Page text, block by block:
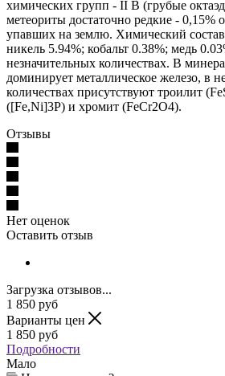
химических групп - II B (грубые
метеориты достаточно редкие - 0,15%
упавших на землю. Химический
никель 5.94%; кобальт 0.38%; медь
незначительных количествах. В
доминирует металлическое железо, в
количествах присутствуют троилит
([Fе,Ni]3Р) и хромит (FеCr2O4).
Отзывы
Нет оценок
Оставить отзыв
Загрузка отзывов...
1 850 руб
Варианты цен
1 850 руб
Подробности
Мало